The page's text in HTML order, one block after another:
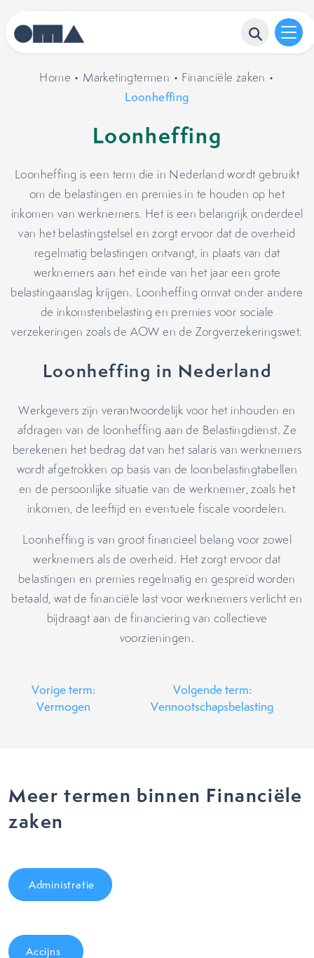
Home • Marketingtermen • Financiële zaken •
Loonheffing
Loonheffing
Loonheffing is een term die in Nederland wordt gebruikt
om de belastingen en premies in te houden op het
inkomen van werknemers. Het is een belangrijk onderdeel
van het belastingstelsel en zorgt ervoor dat de overheid
regelmatig belastingen ontvangt, in plaats van dat
werknemers aan het einde van het jaar een grote
belastingaanslag krijgen. Loonheffing omvat onder andere
de inkomstenbelasting en premies voor sociale
verzekeringen zoals de AOW en de Zorgverzekeringswet.
Loonheffing in Nederland
Werkgevers zijn verantwoordelijk voor het inhouden en
afdragen van de loonheffing aan de Belastingdienst. Ze
berekenen het bedrag dat van het salaris van werknemers
wordt afgetrokken op basis van de loonbelastingtabellen
en de persoonlijke situatie van de werknemer, zoals het
inkomen, de leeftijd en eventuele fiscale voordelen.
Loonheffing is van groot financieel belang voor zowel
werknemers als de overheid. Het zorgt ervoor dat
belastingen en premies regelmatig en gespreid worden
betaald, wat de financiële last voor werknemers verlicht en
bijdraagt aan de financiering van collectieve
voorzieningen.
Vorige term:
Vermogen
Volgende term:
Vennootschapsbelasting
Meer termen binnen Financiële
zaken
Administratie
Accijns